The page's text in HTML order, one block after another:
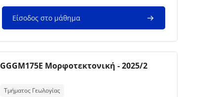
Είσοδος στο μάθημα
Εικόνα μαθήματος
Όνομα μαθήματος
GGGM175E Μορφοτεκτονική - 2025/2
Τμήματος Γεωλογίας